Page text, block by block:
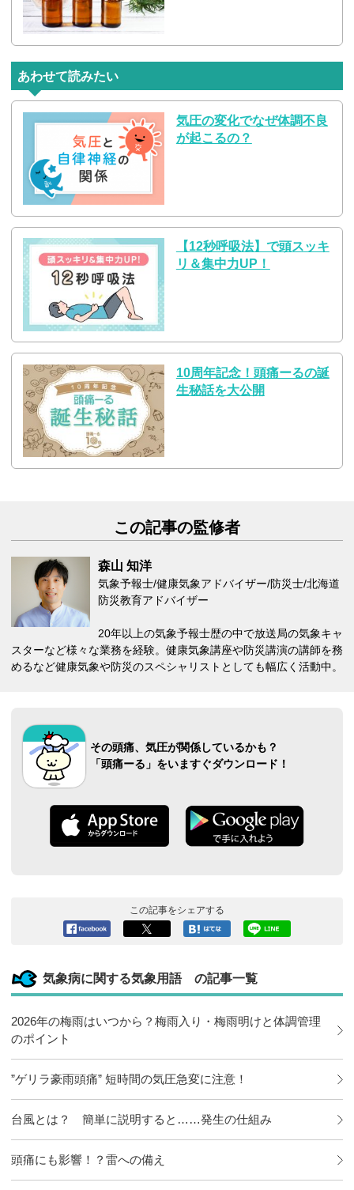
あわせて読みたい
気圧の変化でなぜ体調不良
が起こるの？
【12秒呼吸法】で頭スッキ
リ＆集中力UP！
10周年記念！頭痛ーるの誕
生秘話を大公開
この記事の監修者
森山 知洋
気象予報士/健康気象アドバイザー/防災士/北海道
防災教育アドバイザー
20年以上の気象予報士歴の中で放送局の気象キャ
スターなど様々な業務を経験。健康気象講座や防災講演の講師を務
めるなど健康気象や防災のスペシャリストとしても幅広く活動中。
その頭痛、気圧が関係しているかも？
「頭痛ーる」をいますぐダウンロード！
この記事をシェアする
ックマー
クに追加
気象病に関する気象用語 の記事一覧
2026年の梅雨はいつから？梅雨入り・梅雨明けと体調管理
のポイント
”ゲリラ豪雨頭痛” 短時間の気圧急変に注意！
台風とは？ 簡単に説明すると……発生の仕組み
頭痛にも影響！？雷への備え